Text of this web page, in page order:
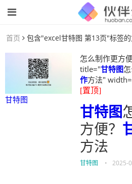
首页 包含"excel甘特图 第13页"标签
甘特图
怎么制作更方便
title="甘特图
作方法"
[置顶]
甘特图
方便？
方法
甘特图 • 2025-